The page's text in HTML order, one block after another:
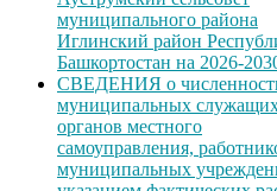
муниципального района
Иглинский район
Башкортостан на 2026-
СВЕДЕНИЯ о
муниципальных
органов местного
самоуправления,
муниципальных